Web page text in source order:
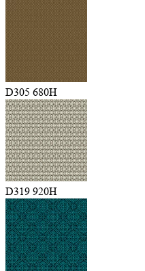
D305 680H
D319 920H